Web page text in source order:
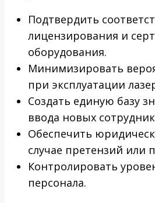
Подтвердить
лицензирования и
оборудования.
Минимизировать
при эксплуатации
Создать единую базу
ввода новых
Обеспечить
случае претензий или
Контролировать
персонала.